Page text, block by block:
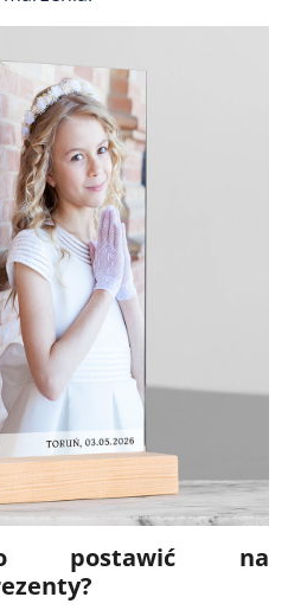
postawić na